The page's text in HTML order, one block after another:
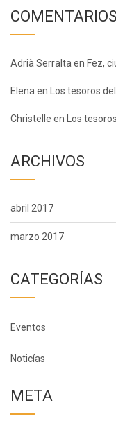
Adrià Serralta en Fez,
Elena en Los tesoros
Christelle en Los
ARCHIVOS
abril 2017
marzo 2017
CATEGORÍAS
Eventos
Noticías
META